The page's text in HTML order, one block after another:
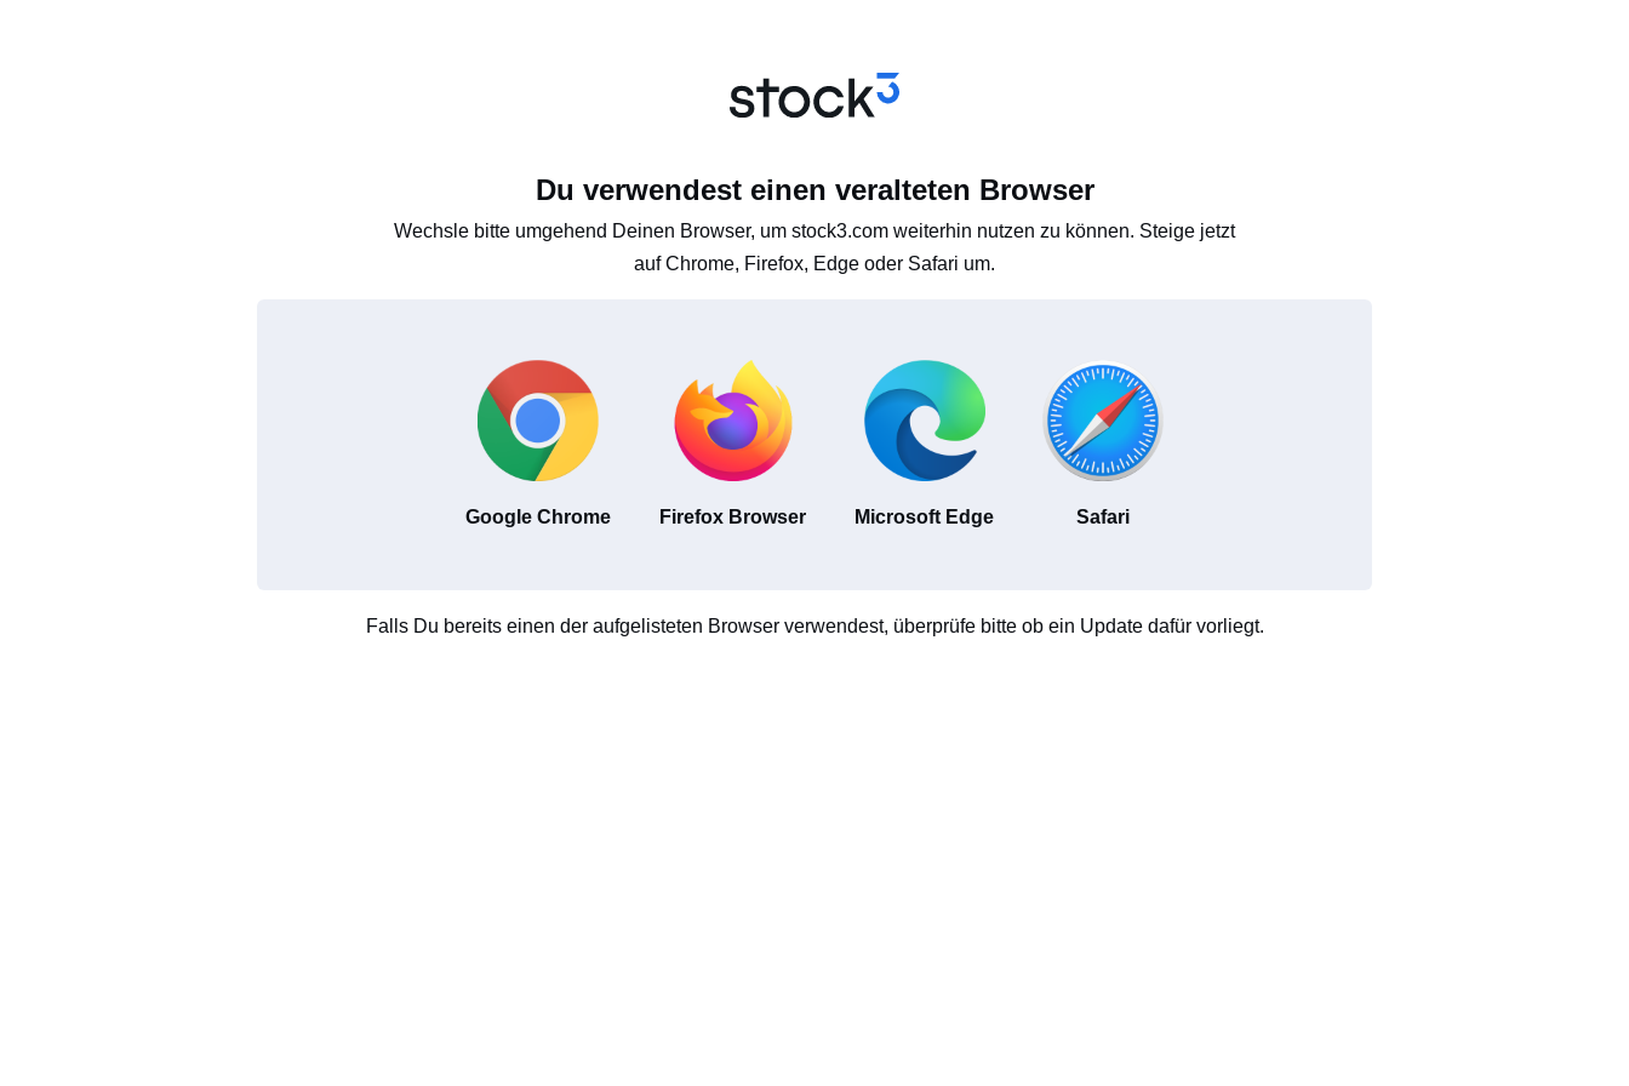
Du verwendest einen veralteten Browser
Wechsle bitte umgehend Deinen Browser, um stock3.com weiterhin nutzen zu können. Steige jetzt
auf Chrome, Firefox, Edge oder Safari um.
Google Chrome Firefox Browser Microsoft Edge Safari
Falls Du bereits einen der aufgelisteten Browser verwendest, überprüfe bitte ob ein Update dafür vorliegt.